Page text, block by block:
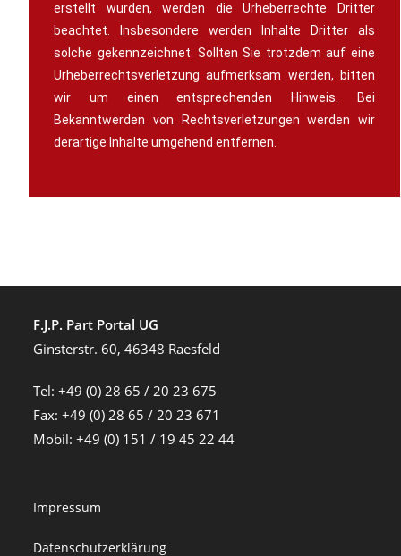
erstellt wurden, werden die Urheberrechte Dritter
beachtet. Insbesondere werden Inhalte Dritter als
solche gekennzeichnet. Sollten Sie trotzdem auf eine
Urheberrechtsverletzung aufmerksam werden, bitten
wir um einen entsprechenden Hinweis. Bei
Bekanntwerden von Rechtsverletzungen werden wir
derartige Inhalte umgehend entfernen.
F.J.P. Part Portal UG
Ginsterstr. 60, 46348 Raesfeld
Tel: +49 (0) 28 65 / 20 23 675
Fax: +49 (0) 28 65 / 20 23 671
Mobil: +49 (0) 151 / 19 45 22 44
Impressum
Datenschutzerklärung